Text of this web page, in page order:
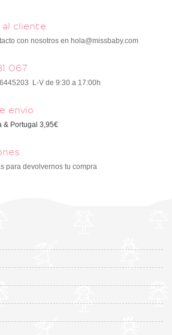
cliente
con nosotros en hola@missbaby.com
067
L-V de 9:30 a 17:00h
envío
& Portugal 3,95€
para devolvernos tu compra